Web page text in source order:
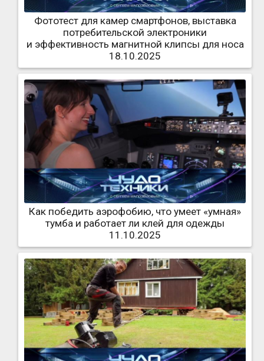
Фототест для камер смартфонов, выставка
потребительской электроники
и эффективность магнитной клипсы для носа
18.10.2025
Как победить аэрофобию, что умеет «умная»
тумба и работает ли клей для одежды
11.10.2025